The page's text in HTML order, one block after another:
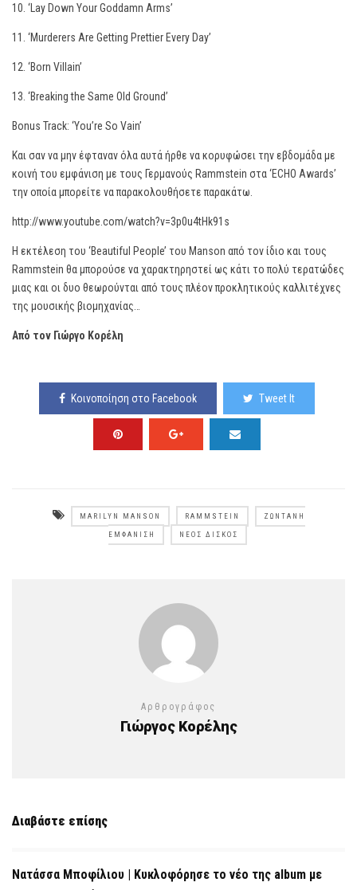
10. ‘Lay Down Your Goddamn Arms’
11. ‘Murderers Are Getting Prettier Every Day’
12. ‘Born Villain’
13. ‘Breaking the Same Old Ground’
Bonus Track: ‘You’re So Vain’
Και σαν να μην έφταναν όλα αυτά ήρθε να κορυφώσει την εβδομάδα με
κοινή του εμφάνιση με τους Γερμανούς Rammstein στα ‘ECHO Awards’
την οποία μπορείτε να παρακολουθήσετε παρακάτω.
http://www.youtube.com/watch?v=3p0u4tHk91s
Η εκτέλεση του ‘Beautiful People’ του Manson από τον ίδιο και τους
Rammstein θα μπορούσε να χαρακτηρηστεί ως κάτι το πολύ τερατώδες
μιας και οι δυο θεωρούνται από τους πλέον προκλητικούς καλλιτέχνες
της μουσικής βιομηχανίας…
Από τον Γιώργο Κορέλη
Κοινοποίηση στο Facebook Tweet It
MARILYN MANSON RAMMSTEIN ΖΩΝΤΑΝΉ
ΕΜΦΆΝΙΣΗ ΝΈΟΣ ΔΊΣΚΟΣ
Αρθρογράφος
Γιώργος Κορέλης
Διαβάστε επίσης
Νατάσσα Μποφίλιου | Κυκλοφόρησε το νέο της album με